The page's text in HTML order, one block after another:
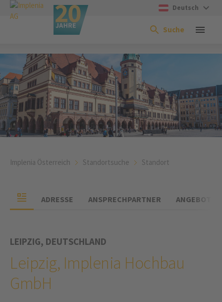
Deutsch
Suche
Implenia Österreich Standortsuche Standort
ADRESSE ANSPRECHPARTNER
LEIPZIG, DEUTSCHLAND
Leipzig, Implenia Hochbau
GmbH